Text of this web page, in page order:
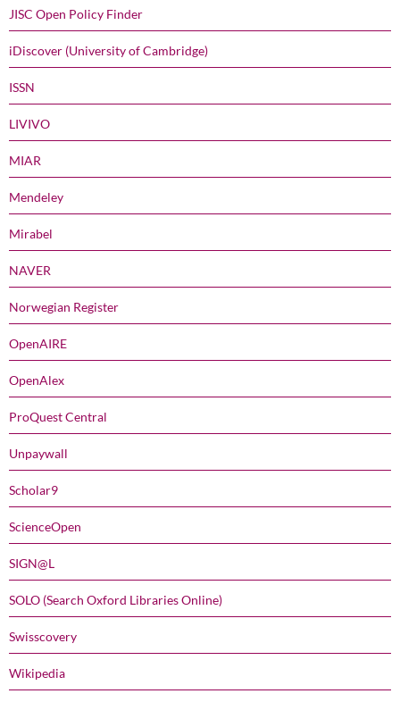
JISC Open Policy Finder
iDiscover (University of Cambridge)
ISSN
LIVIVO
MIAR
Mendeley
Mirabel
NAVER
Norwegian Register
OpenAIRE
OpenAlex
ProQuest Central
Unpaywall
Scholar9
ScienceOpen
SIGN@L
SOLO (Search Oxford Libraries Online)
Swisscovery
Wikipedia